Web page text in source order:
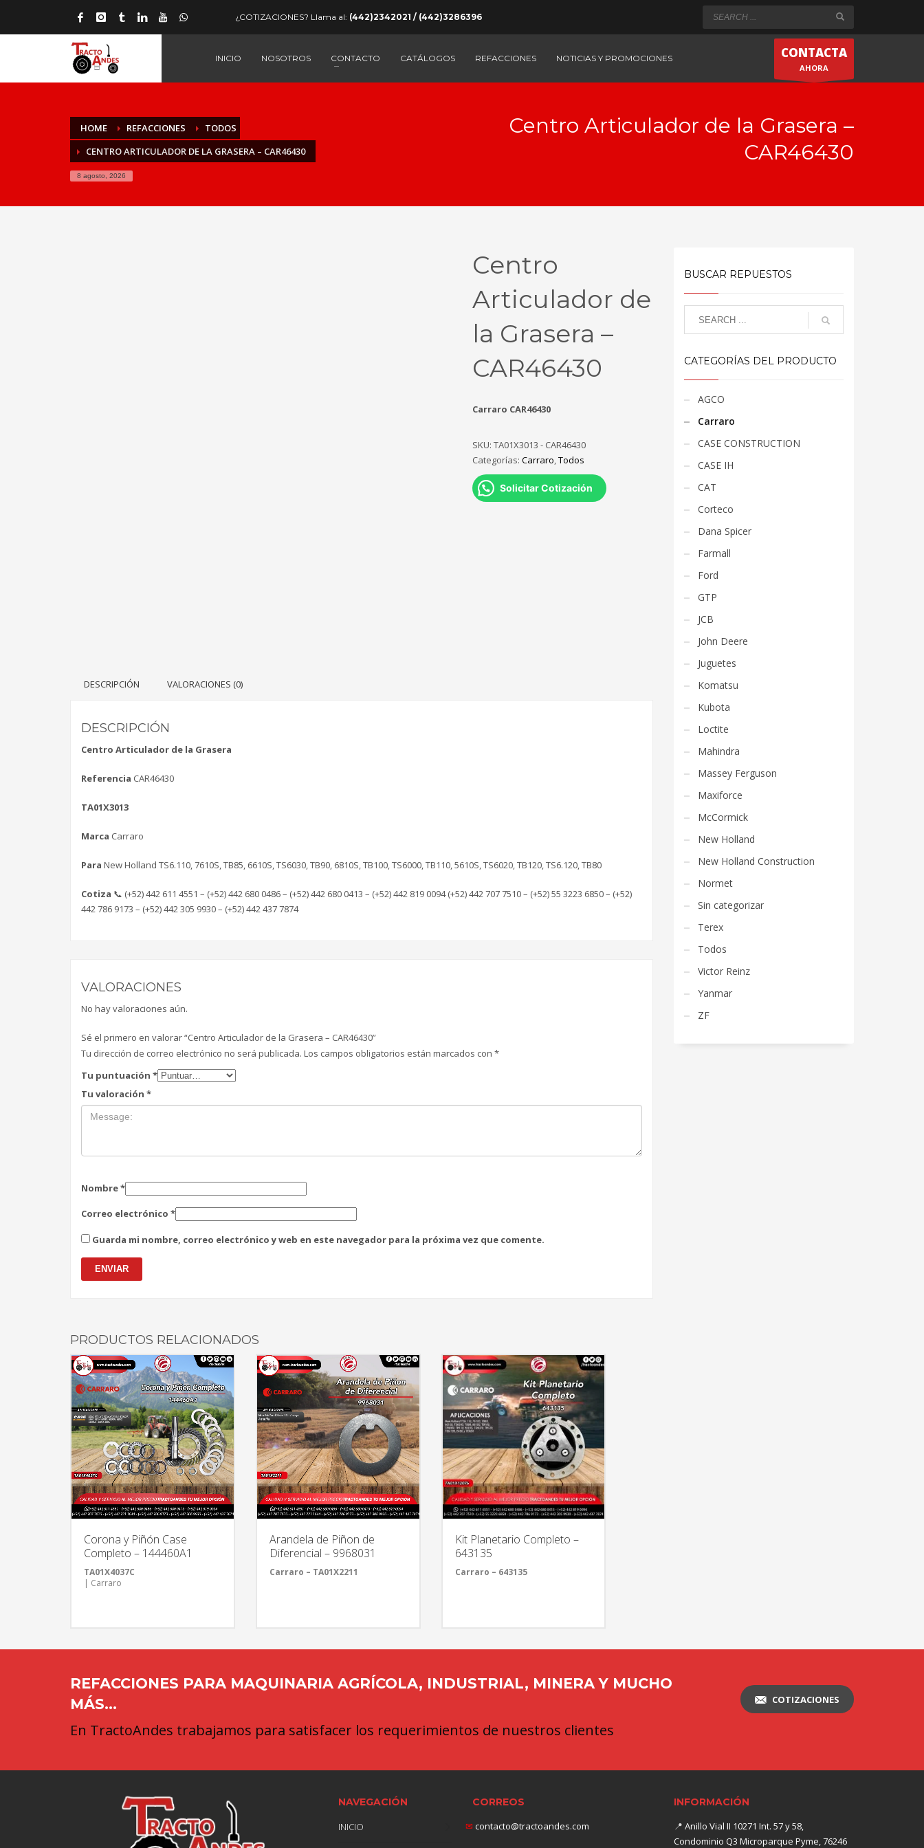
¿COTIZACIONES? Llama al: (442)2342021 / (442)3286396
INICIO NOSOTROS CONTACTO CATÁLOGOS REFACCIONES NOTICIAS Y PROMOCIONES CONTACTA
AHORA
HOME REFACCIONES
TODOS
CENTRO ARTICULADOR DE LA GRASERA – CAR46430
8 agosto, 2026
Centro Articulador de la Grasera –
CAR46430
Centro
Articulador de
la Grasera –
CAR46430
Carraro CAR46430
SKU: TA01X3013 - CAR46430
Categorías: Carraro,Todos
Solicitar Cotización
DESCRIPCIÓN VALORACIONES (0)
DESCRIPCIÓN
Centro Articulador de la Grasera
Referencia CAR46430
TA01X3013
Marca Carraro
Para New Holland TS6.110, 7610S, TB85, 6610S, TS6030, TB90, 6810S, TB100, TS6000, TB110, 5610S, TS6020, TB120, TS6.120, TB80
Cotiza 📞 (+52) 442 611 4551 – (+52) 442 680 0486 – (+52) 442 680 0413 – (+52) 442 819 0094 (+52) 442 707 7510 – (+52) 55 3223 6850 – (+52)
442 786 9173 – (+52) 442 305 9930 – (+52) 442 437 7874
VALORACIONES
No hay valoraciones aún.
Sé el primero en valorar “Centro Articulador de la Grasera – CAR46430”
Tu dirección de correo electrónico no será publicada. Los campos obligatorios están marcados con *
Tu puntuación *
Tu valoración *
Nombre*
Correo electrónico *
Guarda mi nombre, correo electrónico y web en este navegador para la próxima vez que comente.
PRODUCTOS RELACIONADOS
Corona y Piñón Case
Completo – 144460A1
TA01X4037C
| Carraro
Arandela de Piñon de
Diferencial – 9968031
Carraro – TA01X2211
Kit Planetario Completo –
643135
Carraro – 643135
BUSCAR REPUESTOS
CATEGORÍAS DEL PRODUCTO
AGCO
Carraro
CASE CONSTRUCTION
CASE IH
CAT
Corteco
Dana Spicer
Farmall
Ford
GTP
JCB
John Deere
Juguetes
Komatsu
Kubota
Loctite
Mahindra
Massey Ferguson
Maxiforce
McCormick
New Holland
New Holland Construction
Normet
Sin categorizar
Terex
Todos
Victor Reinz
Yanmar
ZF
REFACCIONES PARA MAQUINARIA AGRÍCOLA, INDUSTRIAL, MINERA Y MUCHO
MÁS...
En TractoAndes trabajamos para satisfacer los requerimientos de nuestros clientes
COTIZACIONES
NAVEGACIÓN
INICIO
CORREOS
✉ contacto@tractoandes.com
INFORMACIÓN
📍 Anillo Vial II 10271 Int. 57 y 58,
Condominio Q3 Microparque Pyme, 76246